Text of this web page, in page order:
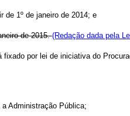
de 1º de janeiro de 2014; e
de 2015.(Redação dada pela
por lei de iniciativa do
Administração Pública;